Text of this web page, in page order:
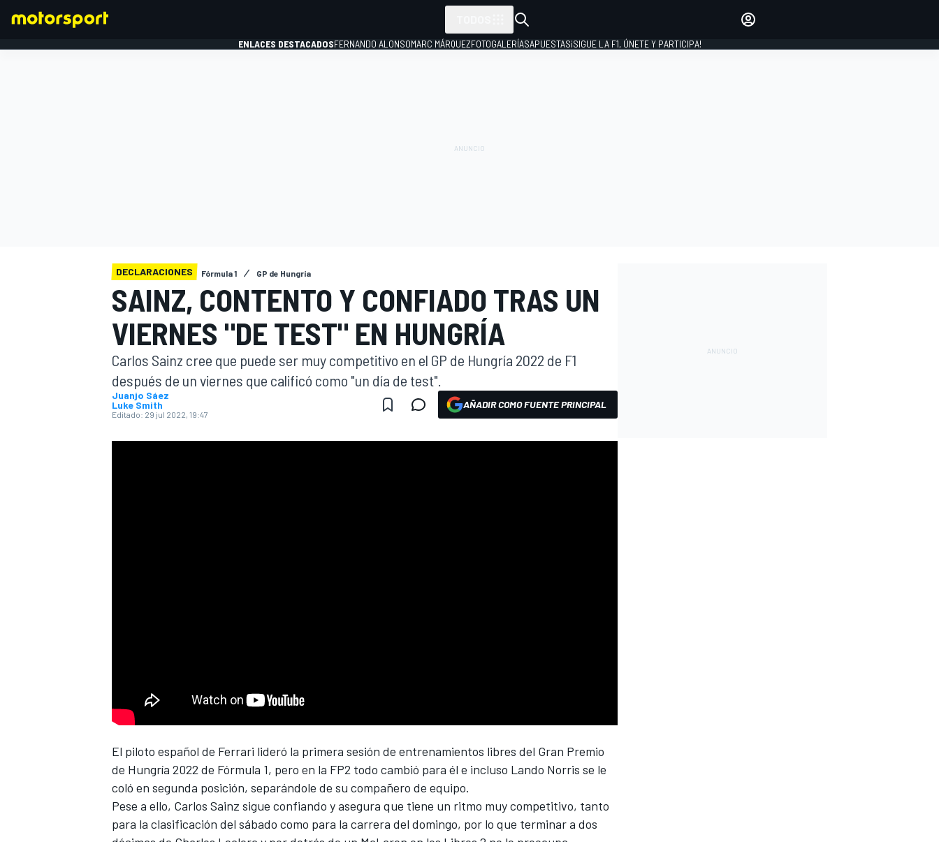
ENLACES DESTACADOSFERNANDO ALONSOMARC MÁRQUEZFOTOGALERÍASAPUESTAS¡SIGUE LA F1, ÚNETE Y PARTICIPA!
DECLARACIONES Fórmula 1 GP de Hungría
SAINZ, CONTENTO Y CONFIADO TRAS UN
VIERNES "DE TEST" EN HUNGRÍA
Carlos Sainz cree que puede ser muy competitivo en el GP de Hungría 2022 de F1
después de un viernes que calificó como "un día de test".
Juanjo Sáez
Luke Smith
Editado: 29 jul 2022, 19:47
AÑADIR COMO FUENTE PRINCIPAL
El piloto español de Ferrari lideró la primera sesión de entrenamientos libres del Gran Premio
de Hungría 2022 de Fórmula 1, pero en la FP2 todo cambió para él e incluso Lando Norris se le
coló en segunda posición, separándole de su compañero de equipo.
Pese a ello, Carlos Sainz sigue confiando y asegura que tiene un ritmo muy competitivo, tanto
para la clasificación del sábado como para la carrera del domingo, por lo que terminar a dos